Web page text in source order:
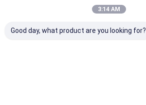
3:14 AM
Good day, what product are you looking for?